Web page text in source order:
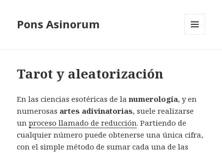
Pons Asinorum
Tarot y aleatorización
En las ciencias esotéricas de lanumerología, y en
numerosas artes adivinatorias, suele realizarse
unproceso llamado de reducción. Partiendo de
cualquier número puede obtenerse una única cifra,
con el simple método de sumar cada una de las